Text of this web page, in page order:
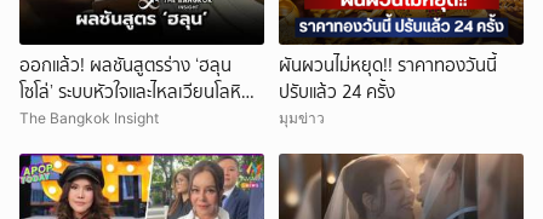
ออกแล้ว! ผลชันสูตรร่าง ‘ฮลุน
โซโล่’ ระบบหัวใจและไหลเวียนโลหิต
ล้มเหลว
The Bangkok Insight
ผันผวนไม่หยุด!! ราคาทองวันนี้
ปรับแล้ว 24 ครั้ง
มุมข่าว